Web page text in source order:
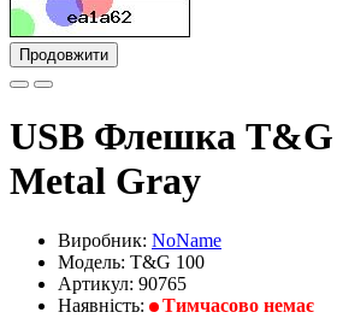
Продовжити
USB Флешка T&G
Metal Gray
Виробник: NoName
Модель: T&G 100
Артикул: 90765
Наявність:
Тимчасово немає